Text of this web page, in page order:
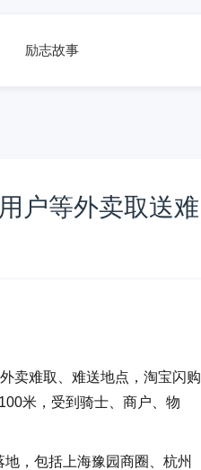
励志故事
户等外卖取送难
卖难取、难送地点，淘宝闪购
米，受到骑士、商户、物
，包括上海豫园商圈、杭州